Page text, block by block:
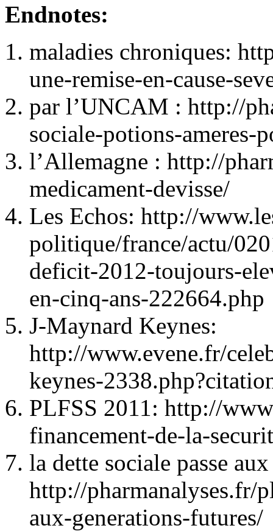
Endnotes:
maladies chroniques:
une-remise-en-cause-
par l’UNCAM : http://
sociale-potions-ameres-
l’Allemagne : http://
medicament-devisse/
Les Echos: http://
politique/france/actu/
deficit-2012-toujours-
en-cinq-ans-222664.php
J-Maynard Keynes:
http://www.evene.fr/
keynes-
PLFSS 2011: http://
financement-de-la-
la dette sociale passe
http://pharmanalyses.fr/
aux-generations-futures/